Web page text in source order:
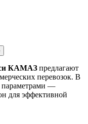
КАМАЗ предлагают
перевозок. В
—
для эффективной